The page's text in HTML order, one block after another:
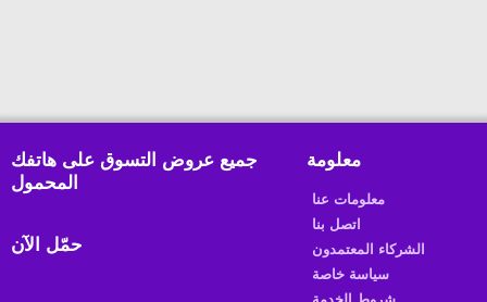
جميع عروض التسوق على هاتفك
المحمول
حمّل الآن
معلومة
معلومات عنا
اتصل بنا
الشركاء المعتمدون
سياسة خاصة